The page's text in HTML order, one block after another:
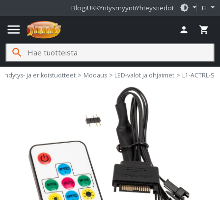
BlogiUKKYritysmyyntiYhteystiedot brightness_medium FI
menu person shopping_cart
search
ja erikoistuotteet Modaus LED-valot ja ohjaimet L1-ACTRL-S